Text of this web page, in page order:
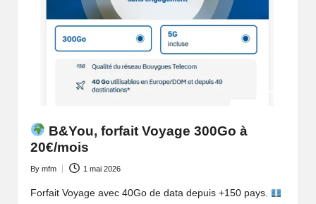
B&You, forfait Voyage 300Go à
20€/mois
Posted
by
By mfm 1 mai 2026
Forfait Voyage avec 40Go de data depuis +150 pays.